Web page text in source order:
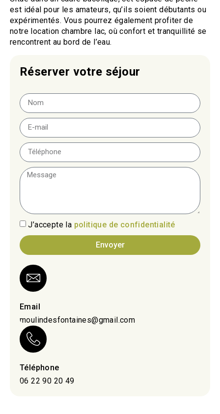
est idéal pour les amateurs, qu’ils soient débutants ou
expérimentés. Vous pourrez également profiter de
notre location chambre lac, où confort et tranquillité se
rencontrent au bord de l’eau.
Réserver votre séjour
J’accepte la politique de confidentialité
Envoyer
Email
moulindesfontaines@gmail.com
Téléphone
06 22 90 20 49